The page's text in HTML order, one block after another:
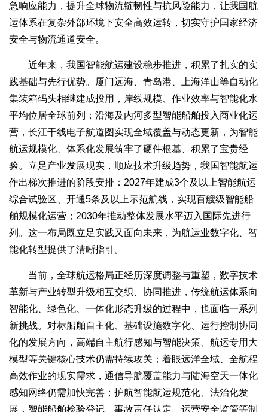
急响应能力，提升全球物流链韧性与抗风险能力，让我国航
运体系在复杂外部环境下安全高效运转，切实守护国家经济
安全与物流通道安全。
近年来，我国智能航运建设稳步推进，积累了扎实的实
践基础与先行优势。厦门远海、青岛港、上海洋山等自动化
集装箱码头相继建成投用，岸线规模、作业效率与智能化水
平均位居全球前列；沿海及内河多型智能船舶投入商业化运
营，长江干线电子航道图实现全域覆盖与动态更新，为智能
航运规模化、体系化发展筑牢了硬件根基、积累了宝贵经
验。立足产业发展现实，顺应技术升级趋势，我国智能航运
作出梯次推进的阶段安排：2027年建成3个及以上智能航运
综合试验区、开通5条及以上示范航线，实现百艘级智能船
舶规模化运营；2030年推动整体发展水平迈入国际先进行
列。这一布局既立足实践又面向未来，为航运业数字化、智
能化转型提供了清晰指引。
当前，全球航运格局正经历深度调整与重塑，数字技术
革新与产业转型升级相互交织、协同推进，传统航运体系向
智能化、绿色化、一体化形态升级的过程中，也面临一系列
新挑战。对标船舶自主化、基础设施数字化、运行控制协同
化的发展方向，高端自主航行感知与智能决策、航运专用大
模型等关键核心技术仍需持续攻关；着眼远洋全域、全航程
高效作业的现实需求，通信导航覆盖能力与陆海空天一体化
感知网络仍需加快完善；护航智能航运规范化、法治化发
展，智能船舶检验登记、事故责任认定、运营安全监管等制